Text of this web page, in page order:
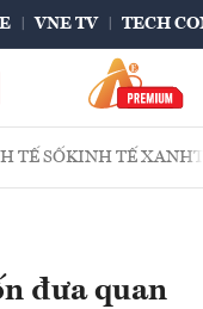
VNE TV TECH
TẾ SỐKINH TẾ XANH
đưa quan